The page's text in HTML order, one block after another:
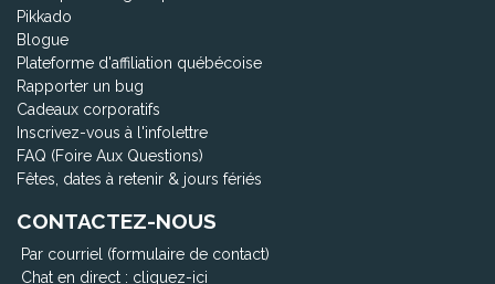
Pikkado
Blogue
Plateforme d'affiliation québécoise
Rapporter un bug
Cadeaux corporatifs
Inscrivez-vous à l'infolettre
FAQ (Foire Aux Questions)
Fêtes, dates à retenir & jours fériés
CONTACTEZ-NOUS
Par courriel (formulaire de contact)
Chat en direct : cliquez-ici